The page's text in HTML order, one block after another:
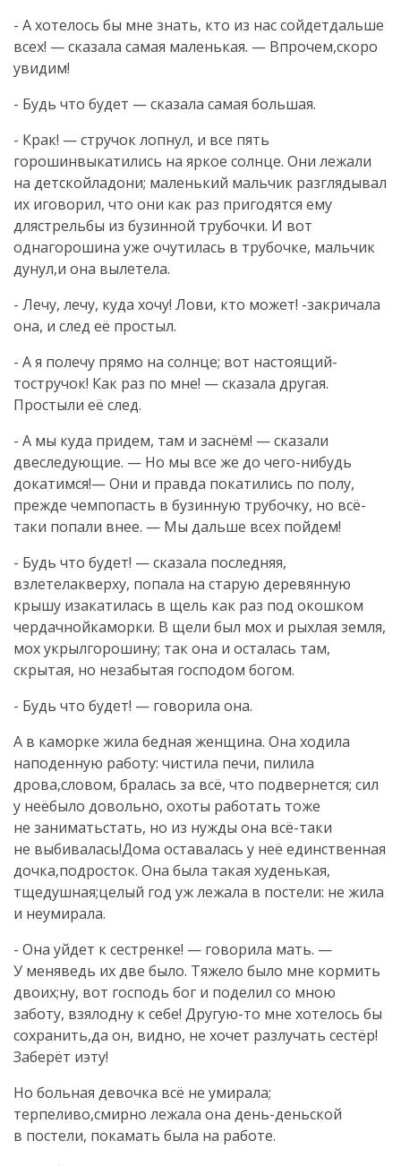
- А хотелось бы мне знать, кто из нас сойдетдальше
всех! — сказала самая маленькая. — Впрочем,скоро
увидим!
- Будь что будет — сказала самая большая.
- Крак! — стручок лопнул, и все пять
горошинвыкатились на яркое солнце. Они лежали
на детскойладони; маленький мальчик разглядывал
их иговорил, что они как раз пригодятся ему
длястрельбы из бузинной трубочки. И вот
однагорошина уже очутилась в трубочке, мальчик
дунул,и она вылетела.
- Лечу, лечу, куда хочу! Лови, кто может! -закричала
она, и след её простыл.
- А я полечу прямо на солнце; вот настоящий-
тостручок! Как раз по мне! — сказала другая.
Простыли её след.
- А мы куда придем, там и заснём! — сказали
двеследующие. — Но мы все же до чего-нибудь
докатимся!— Они и правда покатились по полу,
прежде чемпопасть в бузинную трубочку, но всё-
таки попали внее. — Мы дальше всех пойдем!
- Будь что будет! — сказала последняя,
взлетелакверху, попала на старую деревянную
крышу изакатилась в щель как раз под окошком
чердачнойкаморки. В щели был мох и рыхлая земля,
мох укрылгорошину; так она и осталась там,
скрытая, но незабытая господом богом.
- Будь что будет! — говорила она.
А в каморке жила бедная женщина. Она ходила
наподенную работу: чистила печи, пилила
дрова,словом, бралась за всё, что подвернется; сил
у неёбыло довольно, охоты работать тоже
не заниматьстать, но из нужды она всё-таки
не выбивалась!Дома оставалась у неё единственная
дочка,подросток. Она была такая худенькая,
тщедушная;целый год уж лежала в постели: не жила
и неумирала.
- Она уйдет к сестренке! — говорила мать. —
У меняведь их две было. Тяжело было мне кормить
двоих;ну, вот господь бог и поделил со мною
заботу, взялодну к себе! Другую-то мне хотелось бы
сохранить,да он, видно, не хочет разлучать сестёр!
Заберёт иэту!
Но больная девочка всё не умирала;
терпеливо,смирно лежала она день-деньской
в постели, покамать была на работе.